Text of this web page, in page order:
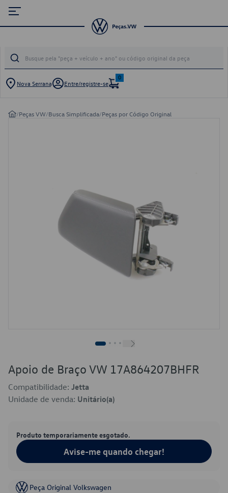
Nova Serrana Entre/registre-se
0
/Peças VW/Busca Simplificada/Peças por Código Original
Apoio de Braço VW 17A864207BHFR
Compatibilidade: Jetta
Unidade de venda: Unitário(a)
Produto temporariamente esgotado.
Avise-me quando chegar!
Peça Original Volkswagen